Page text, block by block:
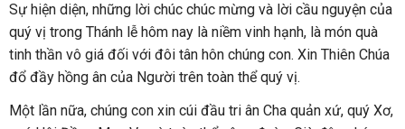
Sự hiện diện, những lời chúc chúc mừng và lời cầu nguyện của
quý vị trong Thánh lễ hôm nay là niềm vinh hạnh, là món quà
tinh thần vô giá đối với đôi tân hôn chúng con. Xin Thiên Chúa
đổ đầy hồng ân của Người trên toàn thể quý vị.
Một lần nữa, chúng con xin cúi đầu tri ân Cha quản xứ, quý Xơ,